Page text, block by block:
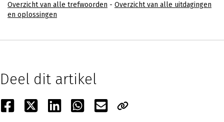
Overzicht van alle trefwoorden - Overzicht van alle uitdagingen
en oplossingen
Deel dit artikel